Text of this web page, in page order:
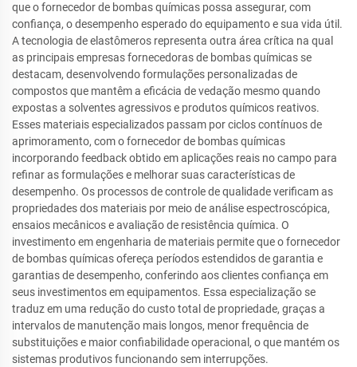
que o fornecedor de bombas químicas possa assegurar, com
confiança, o desempenho esperado do equipamento e sua vida útil.
A tecnologia de elastômeros representa outra área crítica na qual
as principais empresas fornecedoras de bombas químicas se
destacam, desenvolvendo formulações personalizadas de
compostos que mantêm a eficácia de vedação mesmo quando
expostas a solventes agressivos e produtos químicos reativos.
Esses materiais especializados passam por ciclos contínuos de
aprimoramento, com o fornecedor de bombas químicas
incorporando feedback obtido em aplicações reais no campo para
refinar as formulações e melhorar suas características de
desempenho. Os processos de controle de qualidade verificam as
propriedades dos materiais por meio de análise espectroscópica,
ensaios mecânicos e avaliação de resistência química. O
investimento em engenharia de materiais permite que o fornecedor
de bombas químicas ofereça períodos estendidos de garantia e
garantias de desempenho, conferindo aos clientes confiança em
seus investimentos em equipamentos. Essa especialização se
traduz em uma redução do custo total de propriedade, graças a
intervalos de manutenção mais longos, menor frequência de
substituições e maior confiabilidade operacional, o que mantém os
sistemas produtivos funcionando sem interrupções.